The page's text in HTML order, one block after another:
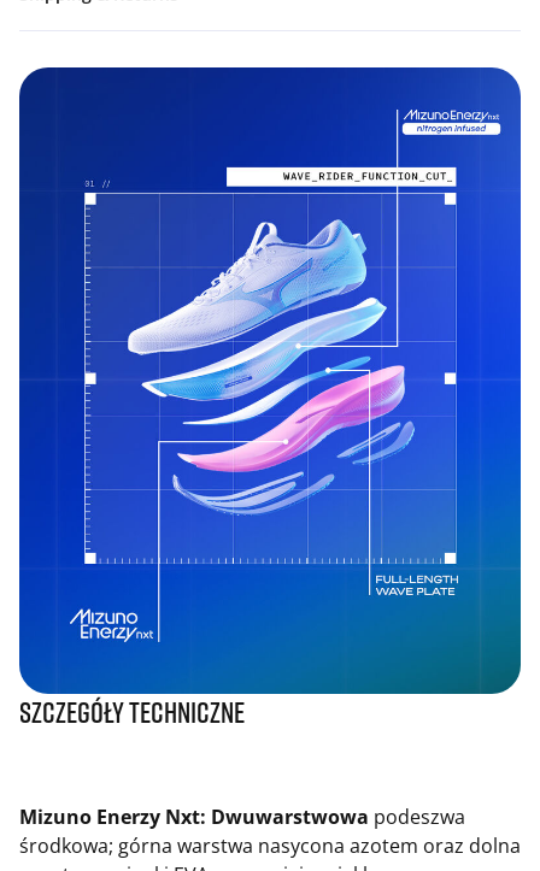
Szczegóły techniczne
Mizuno Enerzy Nxt: Dwuwarstwowa podeszwa
środkowa; górna warstwa nasycona azotem oraz dolna